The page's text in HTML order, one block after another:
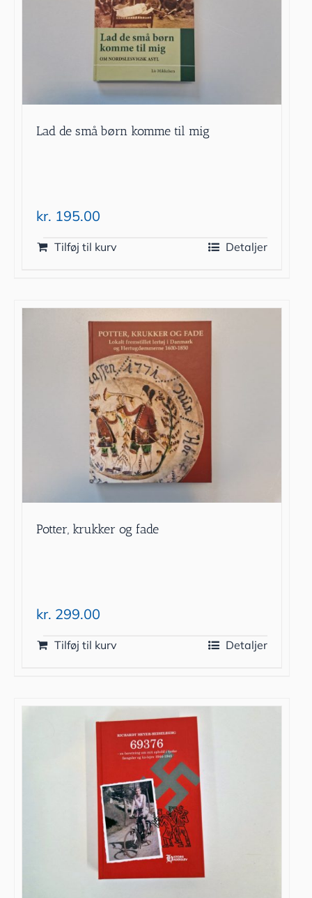
Lad de små børn komme til mig
kr. 195.00
Tilføj til kurv Detaljer
Potter, krukker og fade
kr. 299.00
Tilføj til kurv Detaljer